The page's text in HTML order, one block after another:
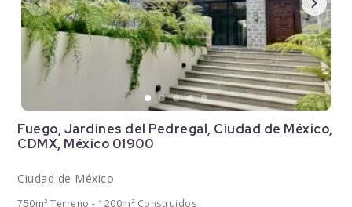
Fuego, Jardines del Pedregal, Ciudad de México,
CDMX, México 01900
Ciudad de México
750m² Terreno - 1200m² Construidos